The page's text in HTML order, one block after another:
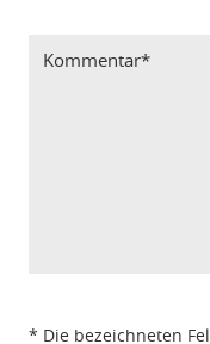
* Die bezeichneten